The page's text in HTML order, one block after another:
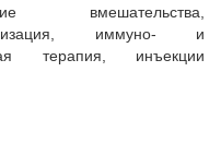
вмешательства,
иммуно- и
терапия, инъекции